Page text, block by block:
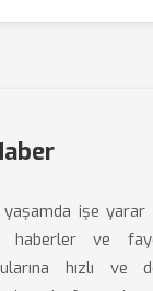
yaşamda işe yarar
haberler ve
hızlı ve